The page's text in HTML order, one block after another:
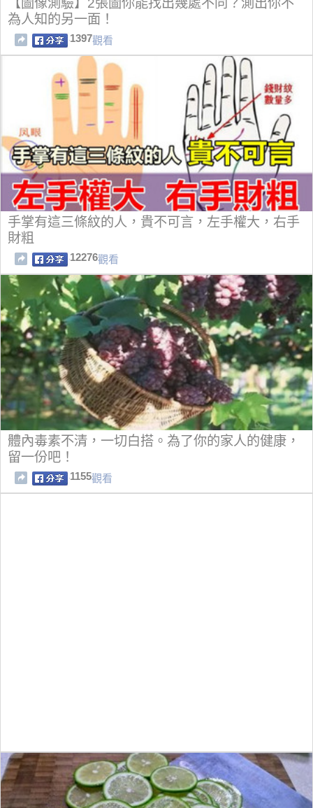
【圖像測驗】2張圖你能找出幾處不同？測出你不
為人知的另一面！
1397觀看
手掌有這三條紋的人，貴不可言，左手權大，右手
財粗
12276觀看
體內毒素不清，一切白搭。為了你的家人的健康，
留一份吧！
1155觀看